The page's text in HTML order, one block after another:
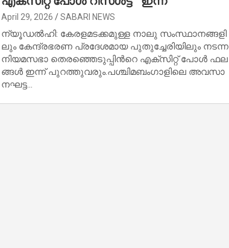
April 29, 2026 SABARI NEWS
ന്യൂ​​​ഡ​​​ൽ​​​ഹി: കേ​​​ര​​​ള​​​മ​​​ട​​​ക്ക​​​മു​​​ള്ള നാ​​​ലു സം​​​സ്ഥാ​​​ന​​​ങ്ങ​​​ളി​​​
ലും കേ​​​ന്ദ്ര​​​ഭ​​​ര​​​ണ ​​​പ്ര​​​ദേ​​​ശ​​​മാ​​​യ പു​​​തു​​​ച്ചേ​​​രി​​​യി​​​ലും ന​​​ട​​​ന്ന
നി​​​യ​​​മ​​​സ​​​ഭാ തെ​​​ര​​​ഞ്ഞെ​​​ടു​​​പ്പി​​​ന്‍റെ എ​​​ക്സി​​​റ്റ് പോ​​​ൾ ഫ​​​ല​​​
ങ്ങ​​​ൾ ഇ​​​ന്ന് പു​​​റ​​​ത്തു​​​വ​​​രും.പ​​​ശ്ചി​​​മ​​​ബം​​​ഗാ​​​ളി​​​ലെ അ​​​വ​​​സാ​​​
ന​​​ഘ​​​ട്ട…